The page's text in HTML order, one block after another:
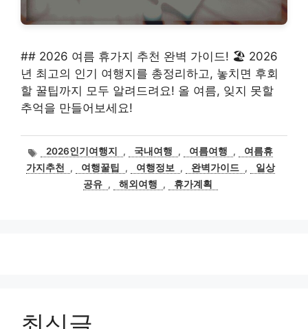
## 2026 여름 휴가지 추천 완벽 가이드! 🏖️ 2026
년 최고의 인기 여행지를 총정리하고, 놓치면 후회
할 꿀팁까지 모두 알려드려요! 올 여름, 잊지 못할
추억을 만들어보세요!
태
그
2026인기여행지 , 국내여행 , 여름여행 ,
여름휴
가지추천
, 여행꿀팁 , 여행정보 , 완벽가이드 ,
일상
공유 , 해외여행 , 휴가계획